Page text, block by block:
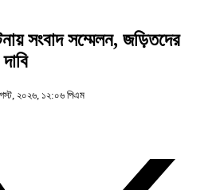
সংবাদ সম্মেলন, জড়িতদের
২০২৬, ১২:০৬ পিএম